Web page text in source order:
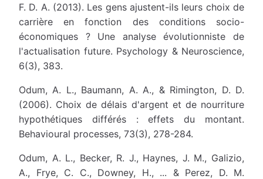
F. D. A. (2013). Les gens ajustent-ils leurs choix de
carrière en fonction des conditions socio-
économiques ? Une analyse évolutionniste de
l'actualisation future. Psychology & Neuroscience,
6(3), 383.
Odum, A. L., Baumann, A. A., & Rimington, D. D.
(2006). Choix de délais d'argent et de nourriture
hypothétiques différés : effets du montant.
Behavioural processes, 73(3), 278-284.
Odum, A. L., Becker, R. J., Haynes, J. M., Galizio,
A., Frye, C. C., Downey, H., ... & Perez, D. M.